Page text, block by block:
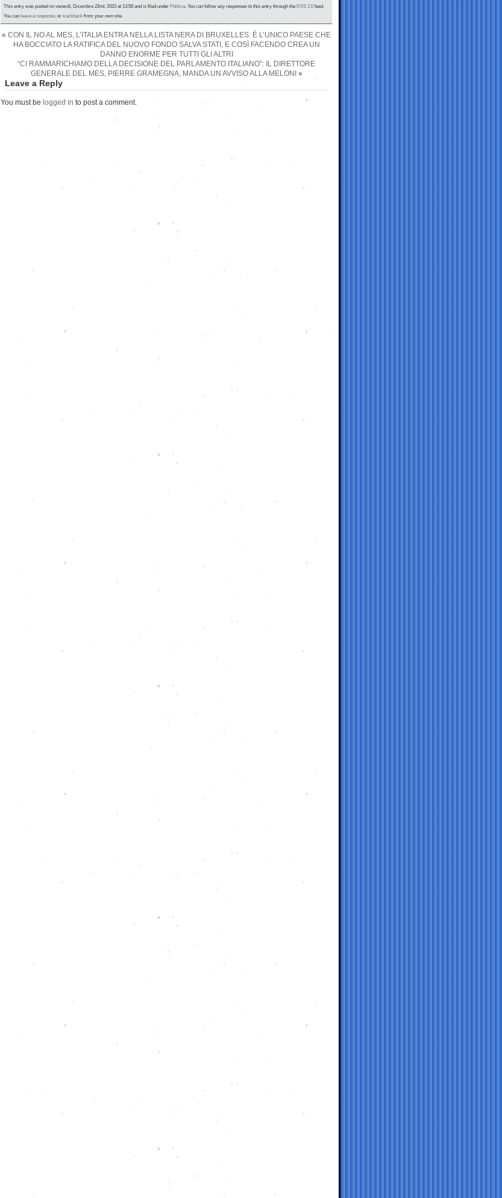
This entry was posted on venerdì, Dicembre 22nd, 2023 at 13:58 and is filed underPolitica. You can follow any responses to this entry through theRSS 2.0feed.
You canleave a response, ortrackbackfrom your own site.
« CON IL NO AL MES, L’ITALIA ENTRA NELLA LISTA NERA DI BRUXELLES: È L’UNICO PAESE CHE
HA BOCCIATO LA RATIFICA DEL NUOVO FONDO SALVA STATI, E COSÌ FACENDO CREA UN
DANNO ENORME PER TUTTI GLI ALTRI
“CI RAMMARICHIAMO DELLA DECISIONE DEL PARLAMENTO ITALIANO”: IL DIRETTORE
GENERALE DEL MES, PIERRE GRAMEGNA, MANDA UN AVVISO ALLA MELONI »
Leave a Reply
You must be logged in to post a comment.